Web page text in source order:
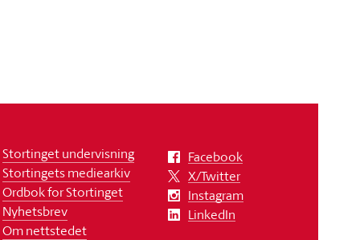
Stortinget undervisning
Stortingets mediearkiv
Ordbok for Stortinget
Nyhetsbrev
Om nettstedet
Facebook
X/Twitter
Instagram
LinkedIn